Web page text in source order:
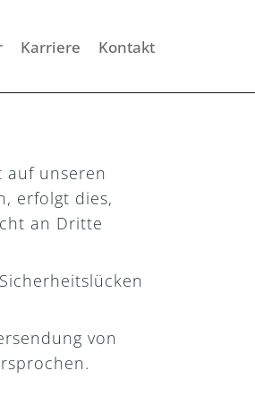
Karriere Kontakt
auf unseren
erfolgt dies,
an Dritte
von